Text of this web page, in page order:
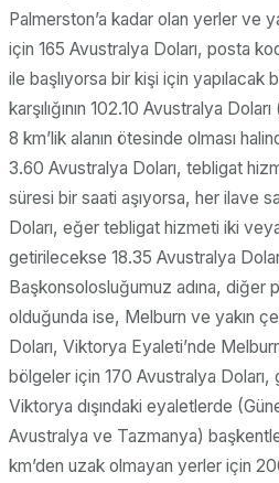
Palmerston’a kadar olan yerler ve
için 165 Avustralya Doları, posta
ile başlıyorsa bir kişi için yapılacak
karşılığının 102.10 Avustralya
8 km’lik alanın ötesinde olması
3.60 Avustralya Doları, tebligat
süresi bir saati aşıyorsa, her ilave
Doları, eğer tebligat hizmeti iki
getirilecekse 18.35 Avustralya
Başkonsolosluğumuz adına, diğer
olduğunda ise, Melburn ve yakın
Doları, Viktorya Eyaleti’nde
bölgeler için 170 Avustralya
Viktorya dışındaki eyaletlerde
Avustralya ve Tazmanya)
km’den uzak olmayan yerler için